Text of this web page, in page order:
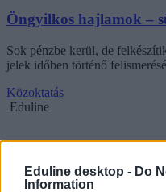
Eduline desktop - Do
Information
Öngyilkos hajlamok –
Sok pénzbe kerül, de
jelek időben történő
Közoktatás
Eduline